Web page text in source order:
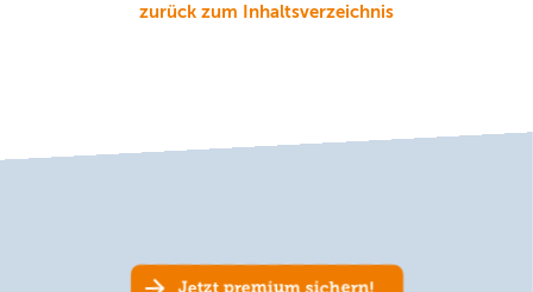
zurück zum Inhaltsverzeichnis
Jetzt premium sichern!